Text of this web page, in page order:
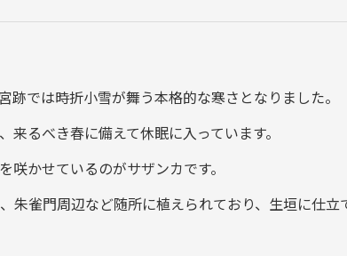
では時折小雪が舞う本格的な寒さとなりました。
るべき春に備えて休眠に入っています。
かせているのがサザンカです。
雀門周辺など随所に植えられており、生垣に仕立